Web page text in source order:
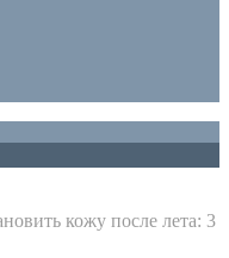
кожу после лета: 3